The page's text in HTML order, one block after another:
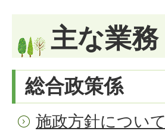
主な業務
総合政策係
施政方針について